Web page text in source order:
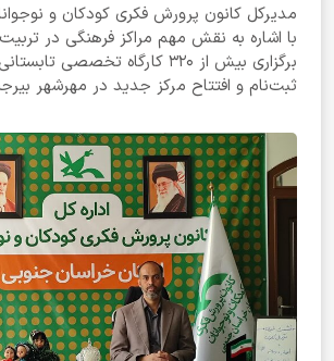
مدیرکل کانون پرورش فکری کودکان و
با اشاره به نقش مهم مراکز فرهنگی در تربیت
برگزاری بیش از ۳۲۰ کارگاه تخصصی
ثبت‌نام و افتتاح مرکز جدید در مهرشهر